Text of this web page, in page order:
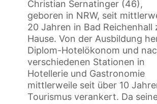
Christian Sernatinger (46),
geboren in NRW, seit
20 Jahren in Bad Reichenhall
Hause. Von der Ausbildung
Diplom-Hotelökonom und
verschiedenen Stationen in
Hotellerie und Gastronomie
mittlerweile seit über 10
Tourismus verankert. Da